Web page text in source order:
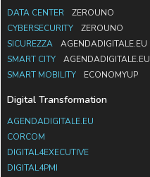
DATA CENTER
ZEROUNO
CYBERSECURITY
ZEROUNO
SICUREZZA
AGENDADIGITALE.EU
SMART CITY
AGENDADIGITALE.EU
SMART MOBILITY
ECONOMYUP
Digital Transformation
AGENDADIGITALE.EU
CORCOM
DIGITAL4EXECUTIVE
DIGITAL4PMI